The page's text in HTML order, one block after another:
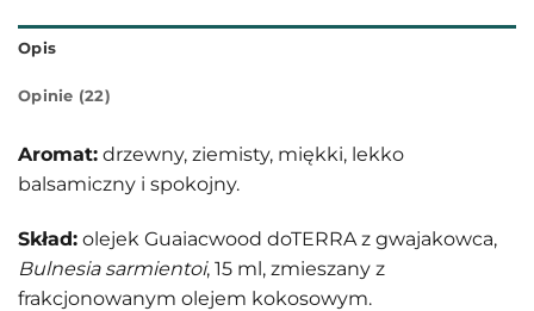
Opis
Opinie (22)
Aromat: drzewny, ziemisty, miękki, lekko
balsamiczny i spokojny.
Skład: olejek Guaiacwood doTERRA z gwajakowca,
Bulnesia sarmientoi, 15 ml, zmieszany z
frakcjonowanym olejem kokosowym.